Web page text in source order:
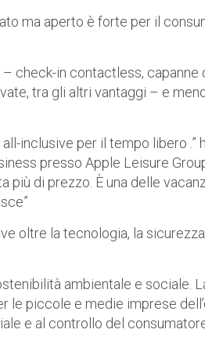
ma aperto è forte per il
check-in contactless, capanne
tra gli altri vantaggi – e
inclusive per il tempo libero .”
presso Apple Leisure
di prezzo. È una delle
oltre la tecnologia, la sicurezza
ambientale e sociale.
le piccole e medie imprese
e al controllo del